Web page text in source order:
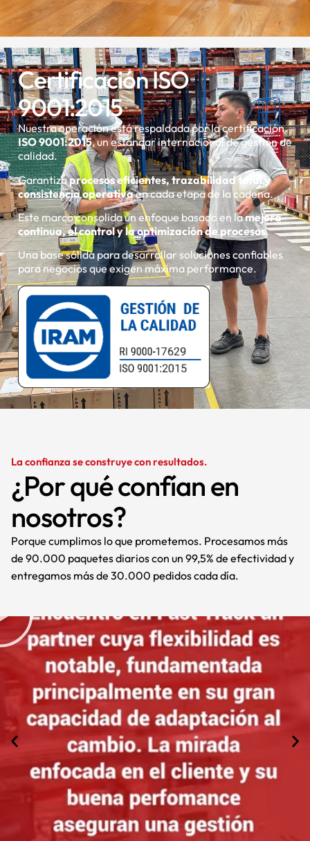
Certificación ISO
9001:2015
Nuestra operación está respaldada por la certificación
ISO9001:2015, un estándar internacional de gestión de
calidad.
Garantizaprocesos eficientes, trazabilidad total y
consistencia operativaen cada etapa de la cadena.
Este marco consolida un enfoque basado en lamejora
continua, el control y la optimización de procesos.
Una base sólida para desarrollar soluciones confiables
para negocios que exigen máxima performance.
La confianza se construye con resultados.
¿Por qué confían en
nosotros?
Porque cumplimos lo que prometemos. Procesamos más
de 90.000 paquetes diarios con un 99,5% de efectividad y
entregamos más de 30.000 pedidos cada día.